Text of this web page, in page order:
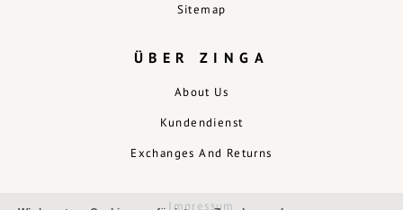
ÜBER ZINGA
About Us
Kundendienst
Exchanges And Returns
Impressum
Sitemap